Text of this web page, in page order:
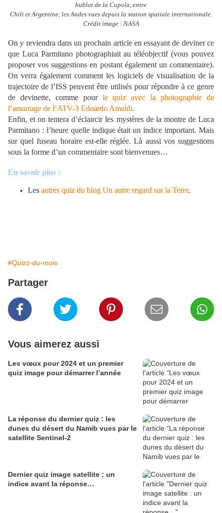
hublot de la Cupola, entre
Chili et Argentine, les Andes vues depuis la station spatiale internationale.
Crédit image : NASA
On y reviendra dans un prochain article en essayant de deviner ce
que Luca Parmitano photographiait au téléobjectif (vous pouvez
proposer vos suggestions en postant également un commentaire).
On verra également comment les logiciels de visualisation de la
trajectoire de l’ISS peuvent être utilisés pour répondre à ce genre
de devinette, comme pour le quiz avec la photographie de
l’amarrage de l’ATV-3 Edoardo Amaldi.
Enfin, et on tentera d’éclaircir les mystères de la montre de Luca
Parmitano : l’heure quelle indique était un indice important. Mais
sur quel fuseau horaire est-elle réglée. Là aussi vos suggestions
sous la forme d’un commentaire sont bienvenues…
En savoir plus :
Les autres quiz du blog Un autre regard sur la Terre.
#Quizz-du-mois
Partager
Vous aimerez aussi
Les vœux pour 2024 et un premier
quiz image pour démarrer l’année
La réponse du dernier quiz : les
dunes du désert du Namib vues par le
satellite Sentinel-2
Dernier quiz image satellite : un
indice avant la réponse…